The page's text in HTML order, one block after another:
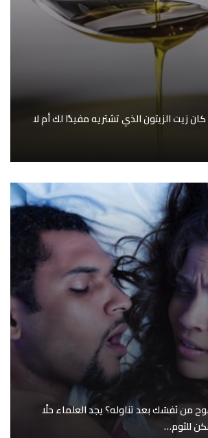
زيت الزيتون الذي تشتريه مفيدًا لك أم لا
من نَفسَك بعد تناوله؟ يجد العلماء حلًا
للثوم…